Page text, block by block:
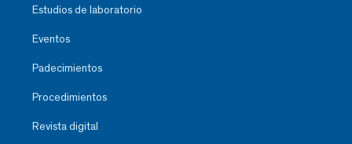
Estudios de laboratorio
Eventos
Padecimientos
Procedimientos
Revista digital